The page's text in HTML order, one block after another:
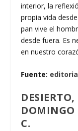
interior, la
propia vida
pan vive el
desde fuera. Es
en nuestro
Fuente:
DOMINGO
C.